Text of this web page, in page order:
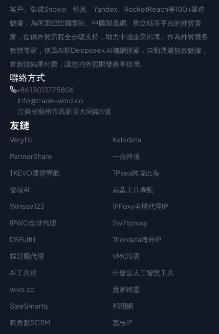
客戶。集成Snovio、領英、Yandex、RocketReach等100+渠道
數據，為阿里巴巴國際站、中國製造網、獨立站等平台的外貿賣
家，提供外貿流程全步驟支持，助力中國企業出海。作為外貿獲客
軟體專家，信風AI類Deepseek AI聯網搜索，自動過濾無效數據，
首創按結果付費，讓您的外貿開發效率倍增。
聯絡方式
+86 13013775806
info@trade-wind.co
江蘇省蘇州市高新區大同路5號
友鏈
Veryfb
Kalodata
PartnerShare
一合跨境
TKEVO運營導航
TPsea跨境出海
發現AI
易藍工具導航
Winsea123
IPFoxy全球代理IP
IPWO全球代理
Swiftproxy
DSFulfill
Thordata海外IP
貓頭鷹代理
VMOS雲
AI工具網
什麼是人工智慧工具
wivo.cc
賣家精靈
SaleSmartly
邦閱網
獨角獸SCRM
荔枝IP